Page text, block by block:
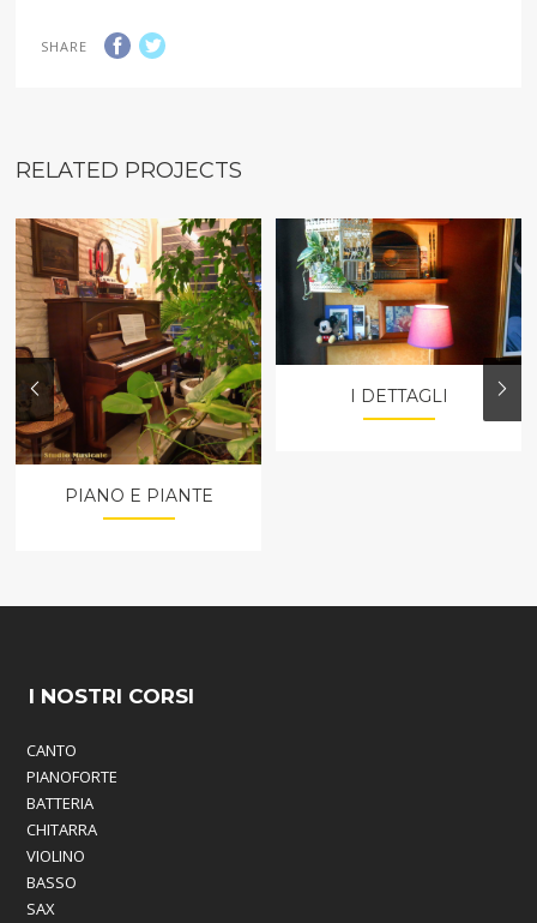
SHARE
RELATED PROJECTS
PIANO E PIANTE
I DETTAGLI
I NOSTRI CORSI
CANTO
PIANOFORTE
BATTERIA
CHITARRA
VIOLINO
BASSO
SAX